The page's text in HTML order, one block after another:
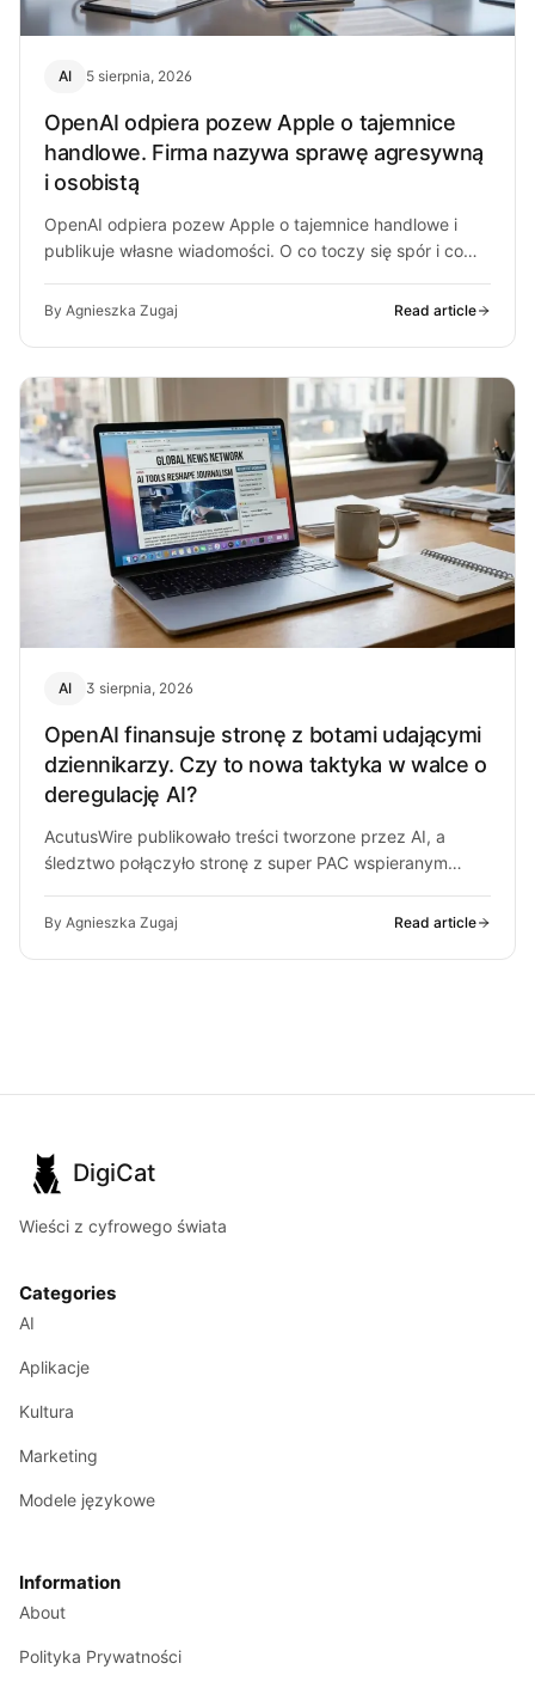
AI 5 sierpnia, 2026
OpenAI odpiera pozew Apple o tajemnice
handlowe. Firma nazywa sprawę agresywną
i osobistą
OpenAI odpiera pozew Apple o tajemnice handlowe i
publikuje własne wiadomości. O co toczy się spór i co
By Agnieszka Zugaj Read article
AI 3 sierpnia, 2026
OpenAI finansuje stronę z botami udającymi
dziennikarzy. Czy to nowa taktyka w walce o
deregulację AI?
AcutusWire publikowało treści tworzone przez AI, a
śledztwo połączyło stronę z super PAC wspieranym
By Agnieszka Zugaj Read article
DigiCat
Wieści z cyfrowego świata
Categories
AI
Aplikacje
Kultura
Marketing
Modele językowe
Information
About
Polityka Prywatności